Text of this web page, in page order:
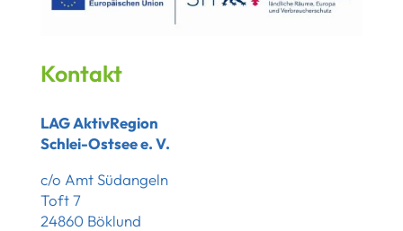
Kontakt
LAG AktivRegion
Schlei-Ostsee e. V.
c/o Amt Südangeln
Toft 7
24860 Böklund